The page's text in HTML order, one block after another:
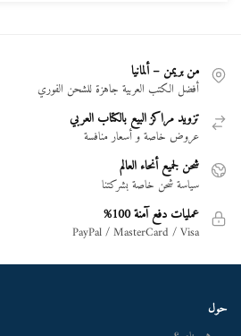
من بريمن – ألمانيا
أفضل الكتب العربية جاهزة للشحن الفوري
تزويد مراكز البيع بالكتاب العربي
عروض خاصة و أسعار منافسة
شحن لجميع أنحاء العالم
سياسة شحن خاصة بشركتنا
عمليات دفع آمنة 100%
PayPal / MasterCard / Visa
حول